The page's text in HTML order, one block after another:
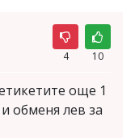
4 10
още 1
обменя лев за